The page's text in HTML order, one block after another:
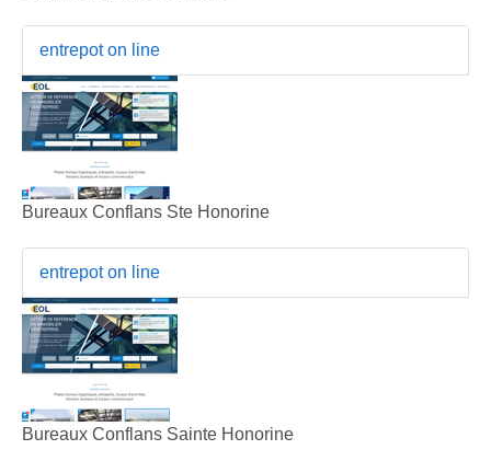
entrepot on line
Bureaux Conflans Ste Honorine
entrepot on line
Bureaux Conflans Sainte Honorine